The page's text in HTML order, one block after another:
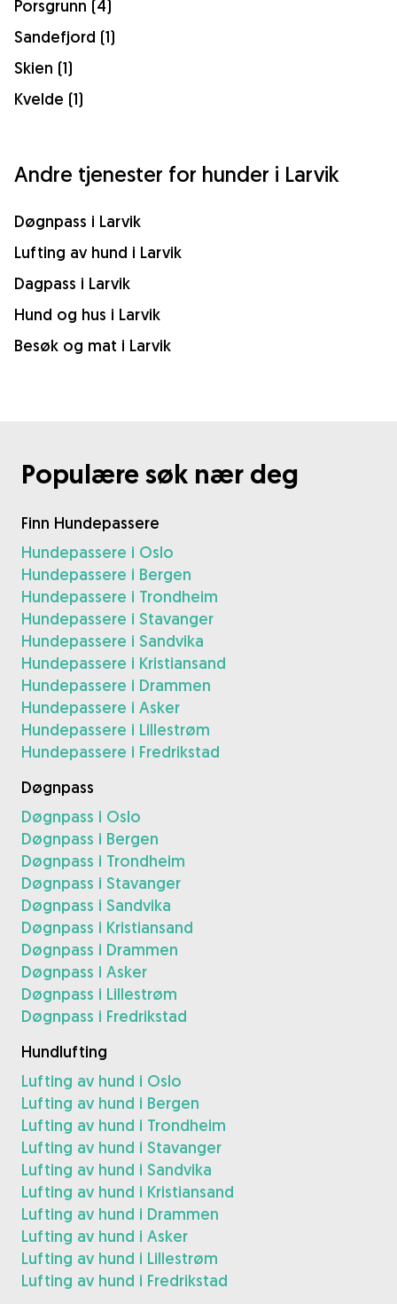
Porsgrunn (4)
Sandefjord (1)
Skien (1)
Kvelde (1)
Andre tjenester for hunder i Larvik
Døgnpass i Larvik
Lufting av hund i Larvik
Dagpass i Larvik
Hund og hus i Larvik
Besøk og mat i Larvik
Populære søk nær deg
Finn Hundepassere
Hundepassere i Oslo
Hundepassere i Bergen
Hundepassere i Trondheim
Hundepassere i Stavanger
Hundepassere i Sandvika
Hundepassere i Kristiansand
Hundepassere i Drammen
Hundepassere i Asker
Hundepassere i Lillestrøm
Hundepassere i Fredrikstad
Døgnpass
Døgnpass i Oslo
Døgnpass i Bergen
Døgnpass i Trondheim
Døgnpass i Stavanger
Døgnpass i Sandvika
Døgnpass i Kristiansand
Døgnpass i Drammen
Døgnpass i Asker
Døgnpass i Lillestrøm
Døgnpass i Fredrikstad
Hundlufting
Lufting av hund i Oslo
Lufting av hund i Bergen
Lufting av hund i Trondheim
Lufting av hund i Stavanger
Lufting av hund i Sandvika
Lufting av hund i Kristiansand
Lufting av hund i Drammen
Lufting av hund i Asker
Lufting av hund i Lillestrøm
Lufting av hund i Fredrikstad